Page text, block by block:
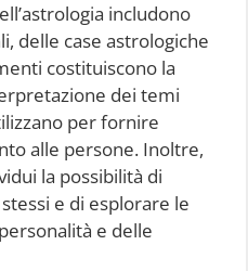
includono
delle case astrologiche
costituiscono la
dei temi
per fornire
alle persone. Inoltre,
la possibilità di
e di esplorare le
e delle